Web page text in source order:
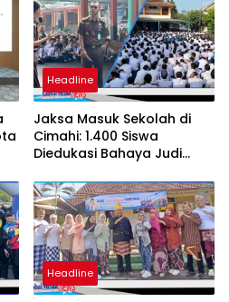
Headline
Jaksa Masuk Sekolah di
Cimahi: 1.400 Siswa
Diedukasi Bahaya Judi
Grooming
Headline